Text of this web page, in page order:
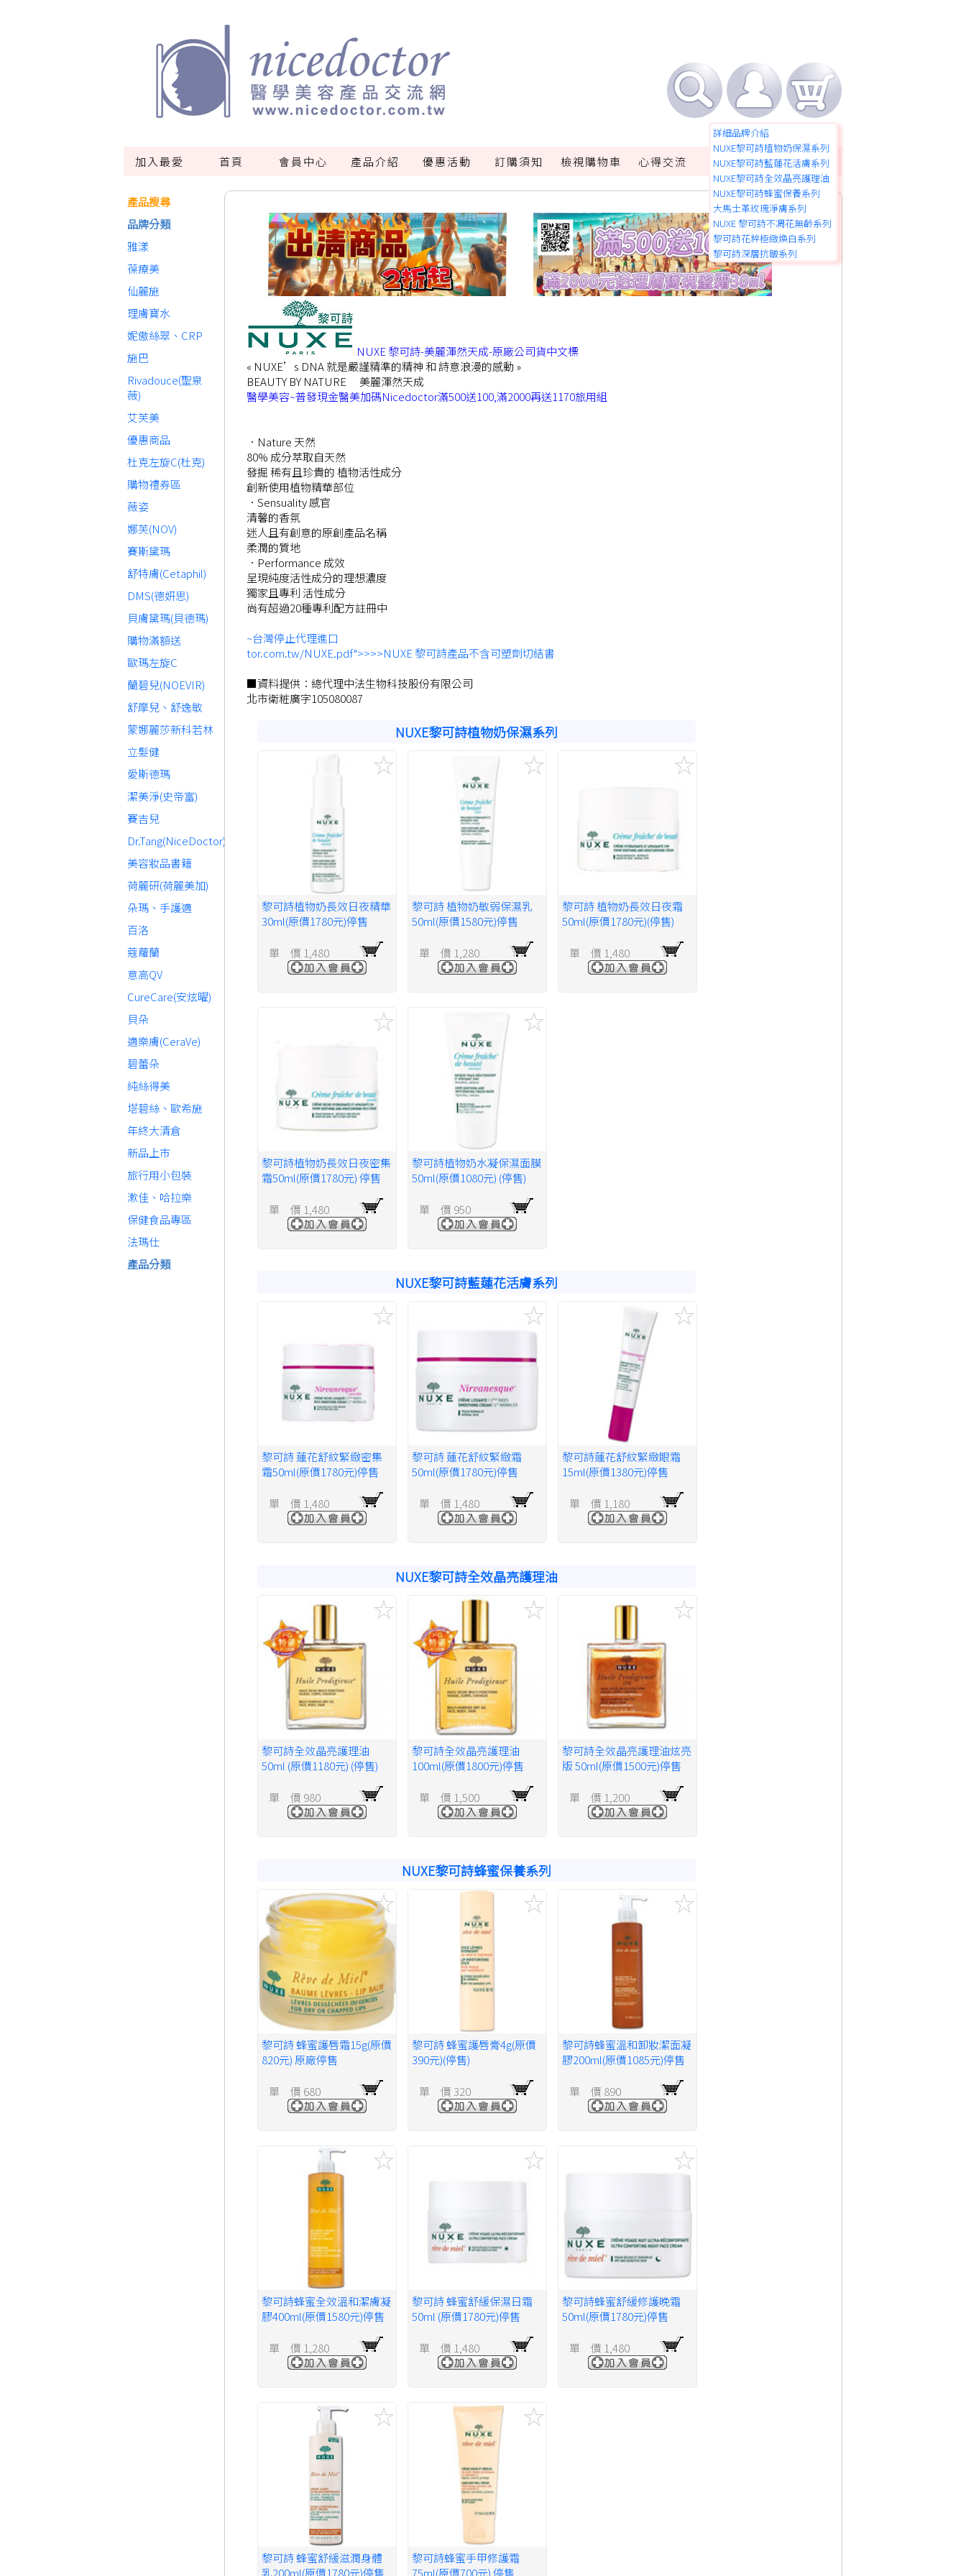
加入最愛 首頁 會員中心 產品介紹 優惠活動 訂購須知 檢視購物車 心得交流 產品咨詢 皮膚保養
產品搜尋
品牌分類
雅漾
葆療美
仙麗施
理膚寶水
妮傲絲翠、CRP
施巴
Rivadouce(聖泉
薇)
艾芙美
優惠商品
杜克左旋C(杜克)
購物禮券區
薇姿
娜芙(NOV)
賽斯黛瑪
舒特膚(Cetaphil)
DMS(德妍思)
貝膚黛瑪(貝德瑪)
購物滿額送
歐瑪左旋C
蘭碧兒(NOEVIR)
舒摩兒、舒逸敏
蒙娜麗莎新科若林
立髮健
愛斯德瑪
潔美淨(史帝富)
賽吉兒
Dr.Tang(NiceDoctor)
美容妝品書籍
荷麗研(荷麗美加)
朵瑪、手護適
百洛
蔻蘿蘭
意高QV
CureCare(安炫曜)
貝朵
適樂膚(CeraVe)
碧蕾朵
純絲得美
塔碧絲、歐希施
年終大清倉
新品上市
旅行用小包裝
漱佳、哈拉樂
保健食品專區
法瑪仕
產品分類
NUXE 黎可詩-美麗渾然天成-原廠公司貨中文標
« NUXE’s DNA 就是嚴謹精準的精神 和 詩意浪漫的感動 »
BEAUTY BY NATURE 美麗渾然天成
醫學美容~普發現金醫美加碼Nicedoctor滿500送100,滿2000再送1170旅用組
．Nature 天然
80% 成分萃取自天然
發掘 稀有且珍貴的 植物活性成分
創新使用植物精華部位
．Sensuality 感官
清馨的香氛
迷人且有創意的原創產品名稱
柔潤的質地
．Performance 成效
呈現純度活性成分的理想濃度
獨家且專利 活性成分
尚有超過20種專利配方註冊中
~台灣停止代理進口
tor.com.tw/NUXE.pdf">>>>NUXE 黎可詩產品不含可塑劑切結書
■資料提供：總代理中法生物科技股份有限公司
北市衛粧廣字105080087
NUXE黎可詩植物奶保濕系列
黎可詩植物奶長效日夜精華
30ml(原價1780元)停售
單 價 1,480
黎可詩 植物奶敏弱保濕乳
50ml(原價1580元)停售
單 價 1,280
黎可詩 植物奶長效日夜霜
50ml(原價1780元)(停售)
單 價 1,480
黎可詩植物奶長效日夜密集
霜50ml(原價1780元) 停售
單 價 1,480
黎可詩植物奶水凝保濕面膜
50ml(原價1080元) (停售)
單 價 950
NUXE黎可詩藍蓮花活膚系列
黎可詩 蓮花舒紋緊緻密集
霜50ml(原價1780元)停售
單 價 1,480
黎可詩 蓮花舒紋緊緻霜
50ml(原價1780元)停售
單 價 1,480
黎可詩蓮花舒紋緊緻眼霜
15ml(原價1380元)停售
單 價 1,180
NUXE黎可詩全效晶亮護理油
黎可詩全效晶亮護理油
50ml (原價1180元) (停售)
單 價 980
黎可詩全效晶亮護理油
100ml(原價1800元)停售
單 價 1,500
黎可詩全效晶亮護理油炫亮
版 50ml(原價1500元)停售
單 價 1,200
NUXE黎可詩蜂蜜保養系列
黎可詩 蜂蜜護唇霜15g(原價
820元) 原廠停售
單 價 680
黎可詩 蜂蜜護唇膏4g(原價
390元)(停售)
單 價 320
黎可詩蜂蜜溫和卸妝潔面凝
膠200ml(原價1085元)停售
單 價 890
黎可詩蜂蜜全效溫和潔膚凝
膠400ml(原價1580元)停售
單 價 1,280
黎可詩 蜂蜜舒緩保濕日霜
50ml (原價1780元)停售
單 價 1,480
黎可詩蜂蜜舒緩修護晚霜
50ml(原價1780元)停售
單 價 1,480
黎可詩 蜂蜜舒緩滋潤身體
乳200ml(原價1780元)停售
黎可詩蜂蜜手甲修護霜
75ml(原價700元) 停售
詳細品牌介紹
NUXE黎可詩植物奶保濕系列
NUXE黎可詩藍蓮花活膚系列
NUXE黎可詩全效晶亮護理油
NUXE黎可詩蜂蜜保養系列
大馬士革玫瑰淨膚系列
NUXE 黎可詩不凋花無齡系列
黎可詩花粹極緻煥白系列
黎可詩深層抗皺系列